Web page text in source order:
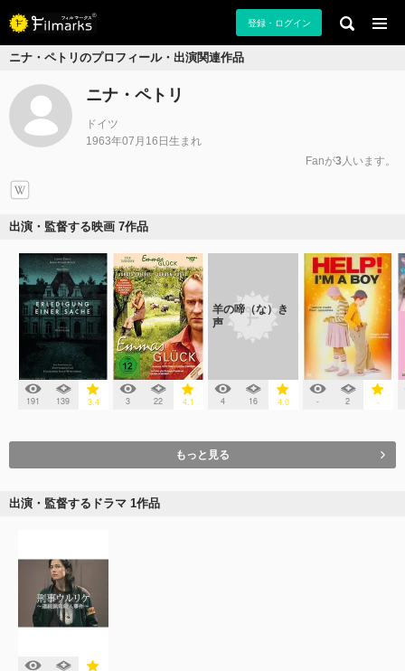
登録・ログイン
ニナ・ペトリのプロフィール・出演関連作品
ニナ・ペトリ
ドイツ
1963年07月16日生まれ
Fanが3 人います。
出演・監督する映画 7作品
191 139 3.4 3 22 4.1
羊の啼（な）き
声
4 16 4.0 - 2 -
もっと見る
出演・監督するドラマ 1作品